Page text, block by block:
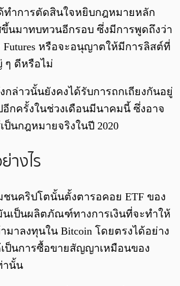
ทำการตัดสินใจหยิบกฎหมายหลัก
นมาทบทวนอีกรอบ ซึ่งมีการพูดถึงว่า
หรือจะอนุญาตให้มีการลิสต์ที่
ๆ ดีหรือไม่
ล่าวนั้นยังคงได้รับการถกเถียงกันอยู่
กครั้งในช่วงเดือนมีนาคมนี้ ซึ่งอาจ
ป็นกฎหมายจริงในปี 2020
างไร
นคริปโตนั้นตั้งตารอคอย ETF ของ
นเป็นผลิตภัณฑ์ทางการเงินที่จะทำให้
มาลงทุนใน Bitcoin โดยตรงได้อย่าง
ป็นการซื้อขายสัญญาเหมือนของ
านั้น